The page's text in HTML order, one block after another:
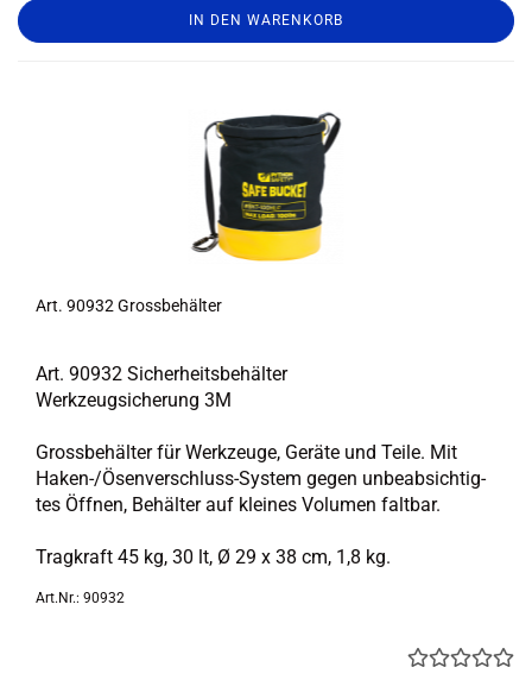
IN DEN WARENKORB
Art. 90932 Gross­be­häl­ter
Art. 90932 Si­cher­heits­be­häl­ter
Werk­zeug­si­che­rung 3M
Gross­be­häl­ter für Werk­zeu­ge, Ge­rä­te und Teile. Mit
Haken-​/Ösenverschluss-​System gegen un­be­ab­sich­tig­
tes Öff­nen, Be­häl­ter auf klei­nes Vo­lu­men falt­bar.
Trag­kraft 45 kg, 30 lt, Ø 29 x 38 cm, 1,8 kg.
Art.Nr.: 90932